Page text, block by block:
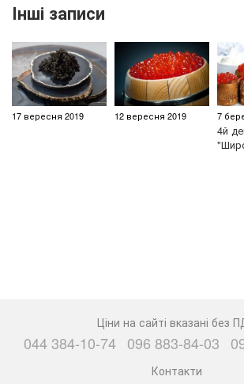
Інші записи
17 вересня 2019 12 вересня 2019 7
4й
Ціни на сайті вказані без
044 384-10-74 096 883-84-03
Контакти